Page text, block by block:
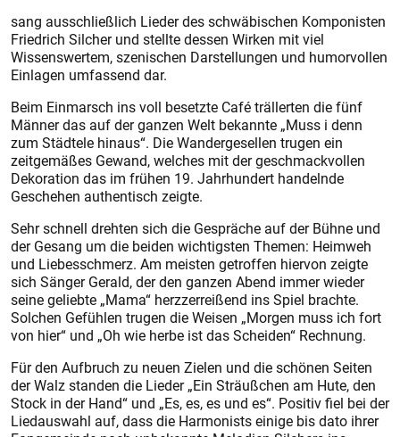
sang ausschließlich Lieder des schwäbischen Komponisten
Friedrich Silcher und stellte dessen Wirken mit viel
Wissenswertem, szenischen Darstellungen und humorvollen
Einlagen umfassend dar.
Beim Einmarsch ins voll besetzte Café trällerten die fünf
Männer das auf der ganzen Welt bekannte „Muss i denn
zum Städtele hinaus“. Die Wandergesellen trugen ein
zeitgemäßes Gewand, welches mit der geschmackvollen
Dekoration das im frühen 19. Jahrhundert handelnde
Geschehen authentisch zeigte.
Sehr schnell drehten sich die Gespräche auf der Bühne und
der Gesang um die beiden wichtigsten Themen: Heimweh
und Liebesschmerz. Am meisten getroffen hiervon zeigte
sich Sänger Gerald, der den ganzen Abend immer wieder
seine geliebte „Mama“ herzzerreißend ins Spiel brachte.
Solchen Gefühlen trugen die Weisen „Morgen muss ich fort
von hier“ und „Oh wie herbe ist das Scheiden“ Rechnung.
Für den Aufbruch zu neuen Zielen und die schönen Seiten
der Walz standen die Lieder „Ein Sträußchen am Hute, den
Stock in der Hand“ und „Es, es, es und es“. Positiv fiel bei der
Liedauswahl auf, dass die Harmonists einige bis dato ihrer